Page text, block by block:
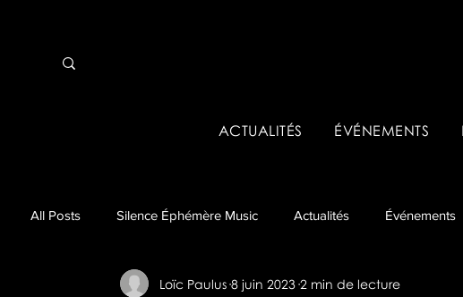
ACTUALITÉS ÉVÉNEMENTS
All Posts Silence Éphémère Music Actualités Événements
Événements pros & Tremplins Business Analyses & Tips
Loïc Paulus 8 juin 2023 2 min de lecture